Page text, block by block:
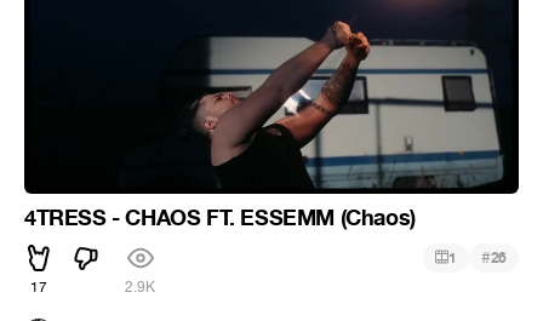
4TRESS - CHAOS FT. ESSEMM (Chaos)
17 2.9K
1 #26